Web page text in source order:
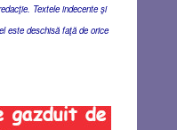
Textele indecente şi
este deschisă faţă de orice